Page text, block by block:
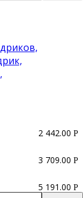
2 442.00 Р
3 709.00 Р
5 191.00 Р